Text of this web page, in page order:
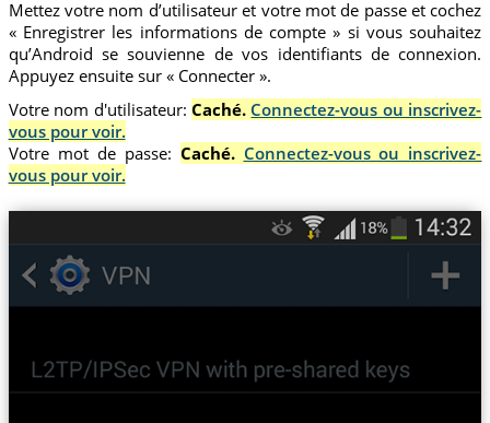
Mettez votre nom d’utilisateur et votre mot de passe et cochez
« Enregistrer les informations de compte » si vous souhaitez
qu’Android se souvienne de vos identifiants de connexion.
Appuyez ensuite sur « Connecter ».
Votre nom d'utilisateur: Caché. Connectez-vous ou inscrivez-
vous pour voir.
Votre mot de passe: Caché. Connectez-vous ou inscrivez-
vous pour voir.